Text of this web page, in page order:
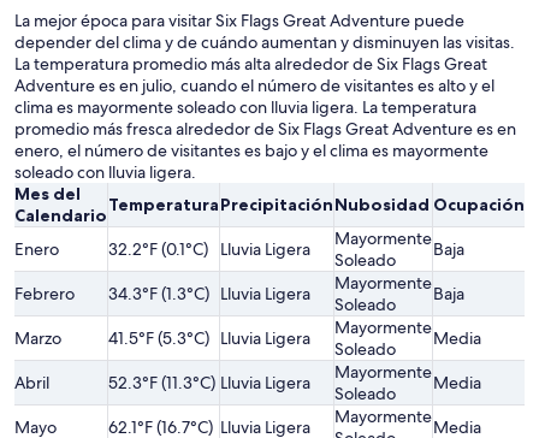
La mejor época para visitar Six Flags Great Adventure puede
depender del clima y de cuándo aumentan y disminuyen las visitas.
La temperatura promedio más alta alrededor de Six Flags Great
Adventure es en julio, cuando el número de visitantes es alto y el
clima es mayormente soleado con lluvia ligera. La temperatura
promedio más fresca alrededor de Six Flags Great Adventure es en
enero, el número de visitantes es bajo y el clima es mayormente
soleado con lluvia ligera.
Mes del
CalendarioTemperaturaPrecipitaciónNubosidad Ocupación
Enero 32.2°F (0.1°C) Lluvia Ligera
Mayormente
Soleado
Baja
Febrero
34.3°F (1.3°C) Lluvia Ligera
Mayormente
Soleado
Baja
Marzo
41.5°F (5.3°C) Lluvia Ligera
Mayormente
Soleado
Media
Abril
52.3°F (11.3°C) Lluvia Ligera
Mayormente
Soleado
Media
Mayo 62.1°F (16.7°C) Lluvia Ligera
MayormenteMedia